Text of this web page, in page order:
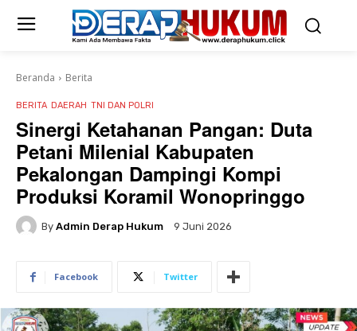
Beranda Berita
BERITA DAERAH TNI DAN POLRI
Sinergi Ketahanan Pangan: Duta
Petani Milenial Kabupaten
Pekalongan Dampingi Kompi
Produksi Koramil Wonopringgo
By Admin Derap Hukum 9 Juni 2026
Facebook Twitter